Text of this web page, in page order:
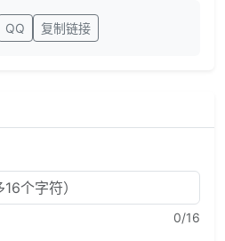
QQ 复制链接
0/16